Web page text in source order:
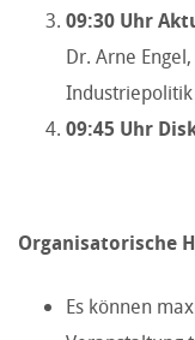
09:30 Uhr
Dr. Arne
Industriepolitik
09:45 Uhr
Organisatorische
Es können